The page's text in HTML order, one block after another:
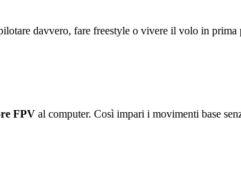
davvero, fare freestyle o vivere il volo in prima
FPV al computer. Così impari i movimenti base